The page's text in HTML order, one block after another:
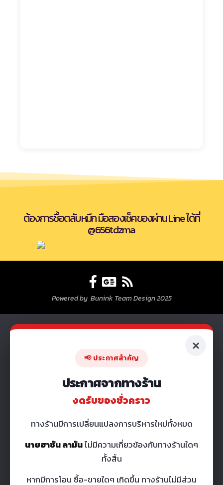
ต้องการซื้อตลับหมึก มือสองเช็คของผ่าน Line ได้ที่
@656tdzma
Powered by Bunink Team Design 2025
×
📢 ประกาศสำคัญ
ประกาศจากทางร้าน
งดรับของชั่วคราว
ทางร้านมีการเปลี่ยนแปลงการบริหารใหม่ทั้งหมด
นายฮาซัน ลามันไม่มีความเกี่ยวข้องกับทางร้านใดๆ
ทั้งสิ้น
หากมีการโอน ซื้อ-ขายใดๆ เกิดขึ้น ทางร้านไม่มีส่วน